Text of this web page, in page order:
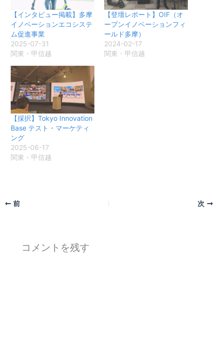
【インタビュー掲載】多摩
イノベーションエコシステ
ム促進事業
2025-07-31
関東・甲信越
【登壇レポート】OIF（オ
ープンイノベーションフィ
ールド多摩）
2024-02-17
関東・甲信越
【採択】Tokyo Innovation
Base テスト・マーケティ
ング
2025-06-17
関東・甲信越
前 次
コメントを残す